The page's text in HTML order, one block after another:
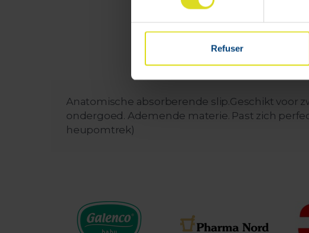
Refuser
Snelle
vanaf
Anatomische absorberende slip.Geschikt voor
ondergoed. Ademende materie. Past zich
heupomtrek)